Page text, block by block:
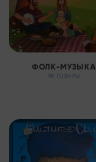
ФОЛК-МУЗЫКА
98 ТОВАРЫ